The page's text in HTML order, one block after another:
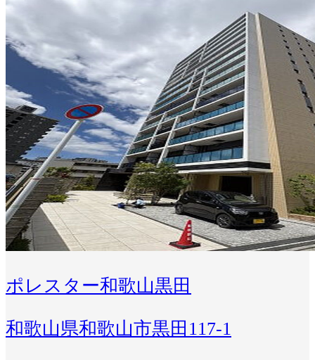
ポレスター和歌山黒田
和歌山県和歌山市黒田117-1